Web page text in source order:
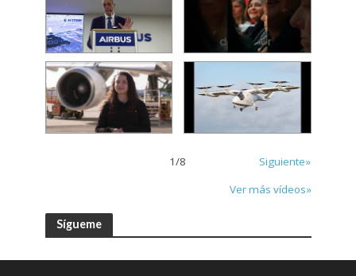
1/8
Siguiente»
Ver más vídeos»
Sígueme